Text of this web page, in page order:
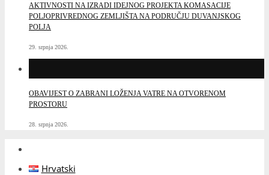
AKTIVNOSTI NA IZRADI IDEJNOG PROJEKTA KOMASACIJE
POLJOPRIVREDNOG ZEMLJIŠTA NA PODRUČJU DUVANJSKOG
POLJA
29. srpnja 2026.
OBAVIJEST O ZABRANI LOŽENJA VATRE NA OTVORENOM
PROSTORU
28. srpnja 2026.
Hrvatski